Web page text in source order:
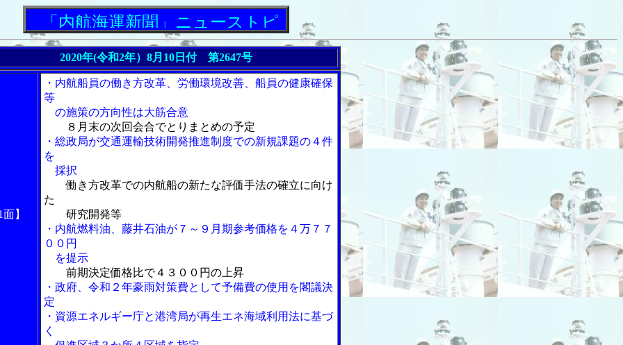
「内航海運新聞」ニューストピックス
2020年(令和2年）8月10日付 第2647号
】
・内航船員の働き方改革、労働環境改善、船員の健康確保
等
の施策の方向性は大筋合意
８月末の次回会合でとりまとめの予定
・総政局が交通運輸技術開発推進制度での新規課題の４件
を
採択
働き方改革での内航船の新たな評価手法の確立に向け
た
研究開発等
・内航燃料油、藤井石油が７～９月期参考価格を４万７７
００円
を提示
前期決定価格比で４３００円の上昇
・政府、令和２年豪雨対策費として予備費の使用を閣議決
定
・資源エネルギー庁と港湾局が再生エネ海域利用法に基づ
く